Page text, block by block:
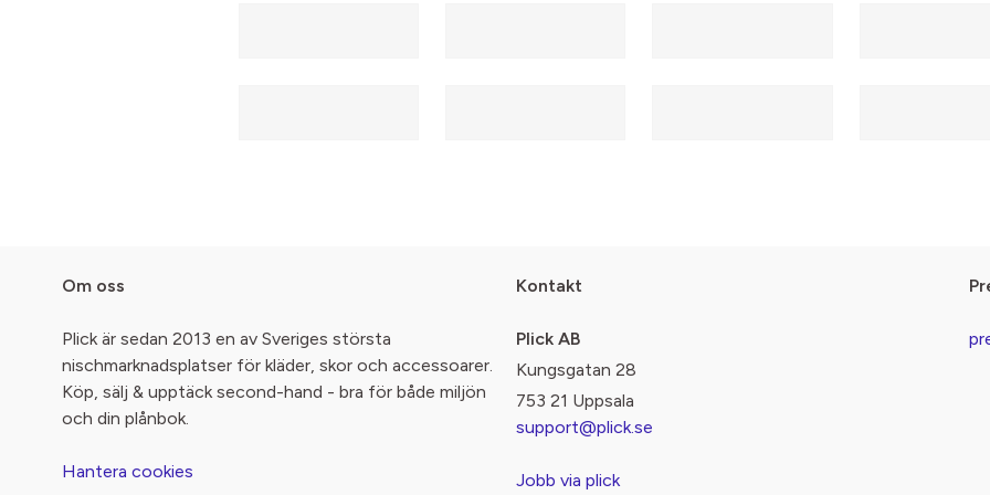
Om oss
Plick är sedan 2013 en av Sveriges största
nischmarknadsplatser för kläder, skor och accessoarer.
Köp, sälj & upptäck second-hand - bra för både miljön
och din plånbok.
Hantera cookies
Kontakt
Plick AB
Kungsgatan 28
753 21 Uppsala
support@plick.se
Jobb via plick